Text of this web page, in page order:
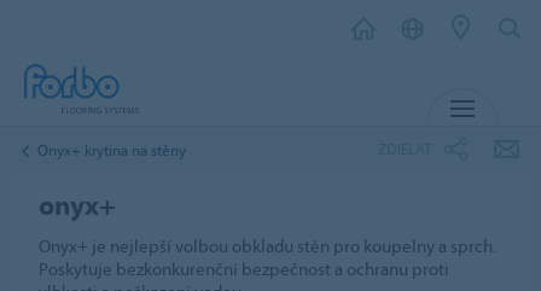
Onyx+ krytina na stěny
onyx+
Onyx+ je nejlepší volbou obkladu stěn pro koupelny a sprch.
Poskytuje bezkonkurenční bezpečnost a ochranu proti